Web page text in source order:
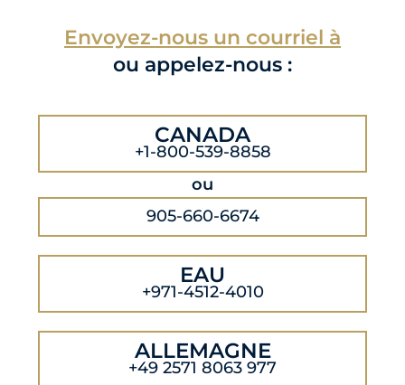
Envoyez-nous un courriel à
ou appelez-nous :
CANADA
+1-800-539-8858
ou
905-660-6674
EAU
+971-4512-4010
ALLEMAGNE
+49 2571 8063 977